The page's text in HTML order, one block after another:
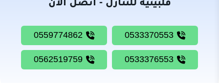
للتنازل
شغالات
للتنازل